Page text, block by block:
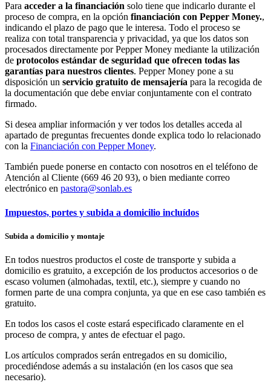
Para acceder a la financiación solo tiene que indicarlo durante el
proceso de compra, en la opción financiación con Pepper Money.,
indicando el plazo de pago que le interesa. Todo el proceso se
realiza con total transparencia y privacidad, ya que los datos son
procesados directamente por Pepper Money mediante la utilización
de protocolos estándar de seguridad que ofrecen todas las
garantías para nuestros clientes. Pepper Money pone a su
disposición un servicio gratuito de mensajería para la recogida de
la documentación que debe enviar conjuntamente con el contrato
firmado.
Si desea ampliar información y ver todos los detalles acceda al
apartado de preguntas frecuentes donde explica todo lo relacionado
con la Financiación con Pepper Money.
También puede ponerse en contacto con nosotros en el teléfono de
Atención al Cliente (669 46 20 93), o bien mediante correo
electrónico en pastora@sonlab.es
Impuestos, portes y subida a domicilio incluídos
Subida a domicilio y montaje
En todos nuestros productos el coste de transporte y subida a
domicilio es gratuito, a excepción de los productos accesorios o de
escaso volumen (almohadas, textil, etc.), siempre y cuando no
formen parte de una compra conjunta, ya que en ese caso también es
gratuito.
En todos los casos el coste estará especificado claramente en el
proceso de compra, y antes de efectuar el pago.
Los artículos comprados serán entregados en su domicilio,
procediéndose además a su instalación (en los casos que sea
necesario).